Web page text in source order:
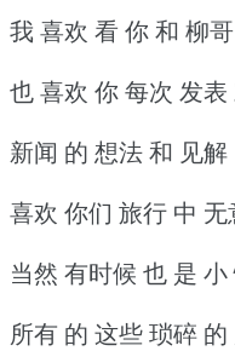
我 喜欢 看 你 和 柳
也 喜欢 你 每次 发表
新闻 的 想法 和 见解
喜欢 你们 旅行 中
当然 有时候 也 是 小
所有 的 这些 琐碎